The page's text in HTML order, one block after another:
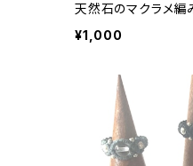
天然石のマクラメ編
¥1,000